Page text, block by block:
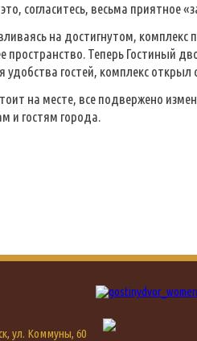
согласитесь, весьма приятное
на достигнутом, комплекс
пространство. Теперь Гостиный
удобства гостей, комплекс
на месте, все подвержено
и гостям города.
ул. Коммуны, 60